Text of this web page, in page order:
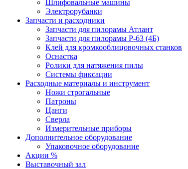
Шлифовальные машины
Электрорубанки
Запчасти и расходники
Запчасти для пилорамы Атлант
Запчасти для пилорамы Р-63 (4Б)
Клей для кромкооблицовочных станков
Оснастка
Ролики для натяжения пилы
Системы фиксации
Расходные материалы и инструмент
Ножи строгальные
Патроны
Цанги
Сверла
Измерительные приборы
Дополнительное оборудование
Упаковочное оборудование
Акции %
Выставочный зал